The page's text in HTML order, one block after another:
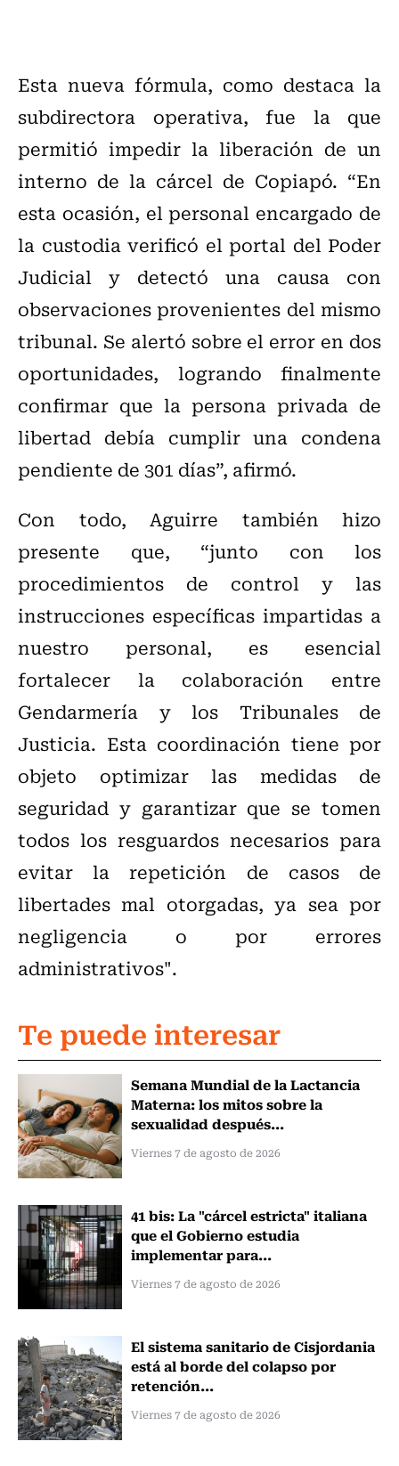
Esta nueva fórmula, como destaca la
subdirectora operativa, fue la que
permitió impedir la liberación de un
interno de la cárcel de Copiapó. “En
esta ocasión, el personal encargado de
la custodia verificó el portal del Poder
Judicial y detectó una causa con
observaciones provenientes del mismo
tribunal. Se alertó sobre el error en dos
oportunidades, logrando finalmente
confirmar que la persona privada de
libertad debía cumplir una condena
pendiente de 301 días”, afirmó.
Con todo, Aguirre también hizo
presente que, “junto con los
procedimientos de control y las
instrucciones específicas impartidas a
nuestro personal, es esencial
fortalecer la colaboración entre
Gendarmería y los Tribunales de
Justicia. Esta coordinación tiene por
objeto optimizar las medidas de
seguridad y garantizar que se tomen
todos los resguardos necesarios para
evitar la repetición de casos de
libertades mal otorgadas, ya sea por
negligencia o por errores
administrativos".
Te puede interesar
Semana Mundial de la Lactancia
Materna: los mitos sobre la
sexualidad después...
Viernes 7 de agosto de 2026
41 bis: La "cárcel estricta" italiana
que el Gobierno estudia
implementar para...
Viernes 7 de agosto de 2026
El sistema sanitario de Cisjordania
está al borde del colapso por
retención...
Viernes 7 de agosto de 2026